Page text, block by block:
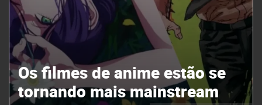
Os filmes de anime estão se
tornando mais mainstream